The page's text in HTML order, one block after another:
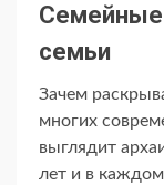
Семейные
семьи
Зачем
многих
выглядит
лет и в